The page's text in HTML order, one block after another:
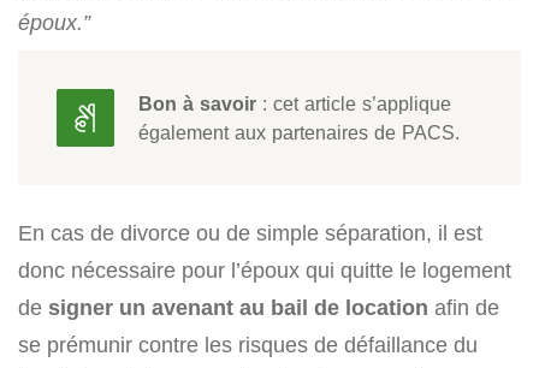
époux.”
Bon à savoir : cet article s’applique
également aux partenaires de PACS.
En cas de divorce ou de simple séparation, il est
donc nécessaire pour l’époux qui quitte le logement
de signer un avenant au bail de location afin de
se prémunir contre les risques de défaillance du